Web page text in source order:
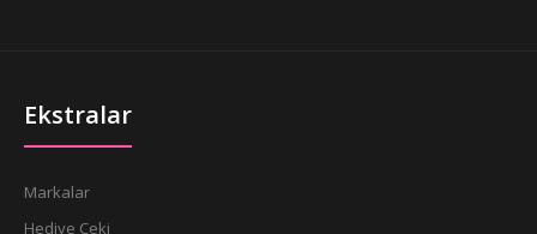
Ekstralar
Markalar
Hediye Çeki